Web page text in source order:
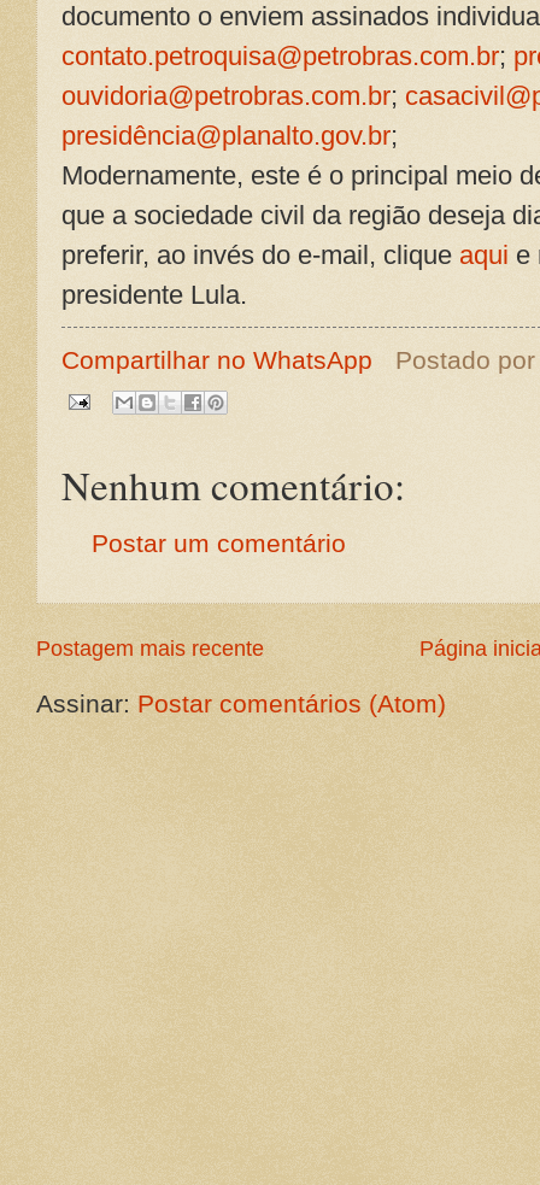
documento o enviem assinados
contato.petroquisa@petrobras.com.br;
ouvidoria@petrobras.com.br;
presidência@planalto.gov.br;
Modernamente, este é o principal meio
que a sociedade civil da região deseja
preferir, ao invés do e-mail, clique aqui e
presidente Lula.
Compartilhar no WhatsApp Postado
Nenhum comentário:
Postar um comentário
Postagem mais recente Página
Assinar: Postar comentários (Atom)